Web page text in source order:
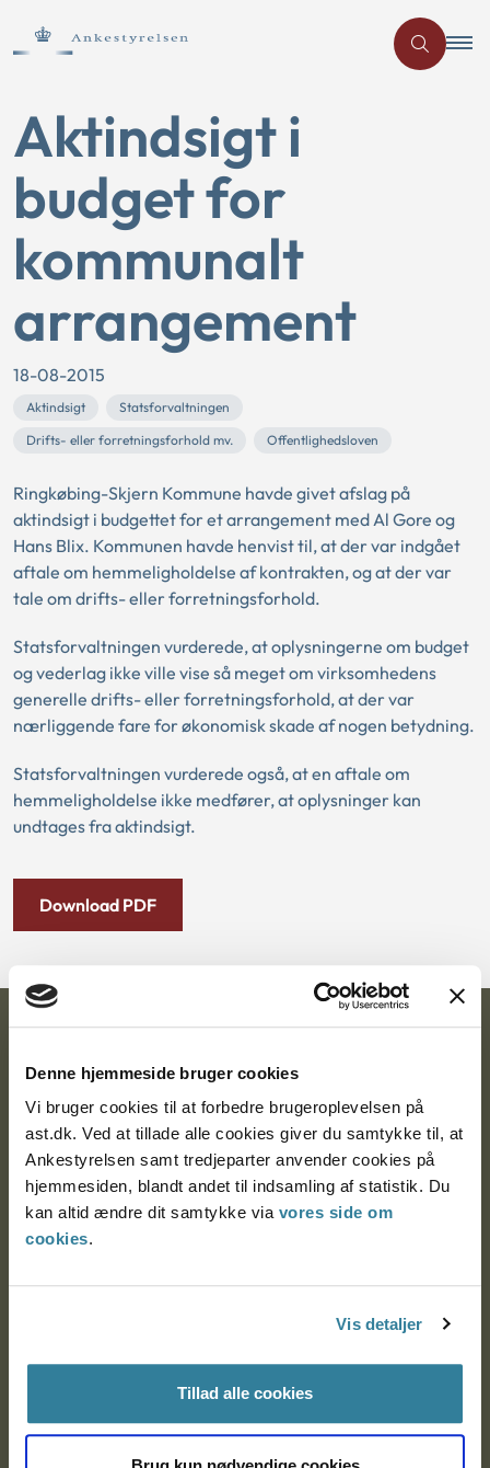
Denne hjemmeside bruger cookies
Vi bruger cookies til at forbedre brugeroplevelsen på
ast.dk. Ved at tillade alle cookies giver du samtykke til, at
Ankestyrelsen samt tredjeparter anvender cookies på
hjemmesiden, blandt andet til indsamling af statistik. Du
kan altid ændre dit samtykke via vores side om
cookies.
Vis detaljer
Tillad alle cookies
Aktindsigt i
budget for
kommunalt
arrangement
18-08-2015
Aktindsigt
Statsforvaltningen
Drifts- eller forretningsforhold mv.
Offentlighedsloven
Ringkøbing-Skjern Kommune havde givet afslag på
aktindsigt i budgettet for et arrangement med Al Gore og
Hans Blix. Kommunen havde henvist til, at der var indgået
aftale om hemmeligholdelse af kontrakten, og at der var
tale om drifts- eller forretningsforhold.
Statsforvaltningen vurderede, at oplysningerne om budget
og vederlag ikke ville vise så meget om virksomhedens
generelle drifts- eller forretningsforhold, at der var
nærliggende fare for økonomisk skade af nogen betydning.
Statsforvaltningen vurderede også, at en aftale om
hemmeligholdelse ikke medfører, at oplysninger kan
undtages fra aktindsigt.
Download PDF
Postadresse:
Nytorv 7, 2. sal
9000 Aalborg
Ankestyrelsen Aalborg
EAN: 57 98 000 35 48 21